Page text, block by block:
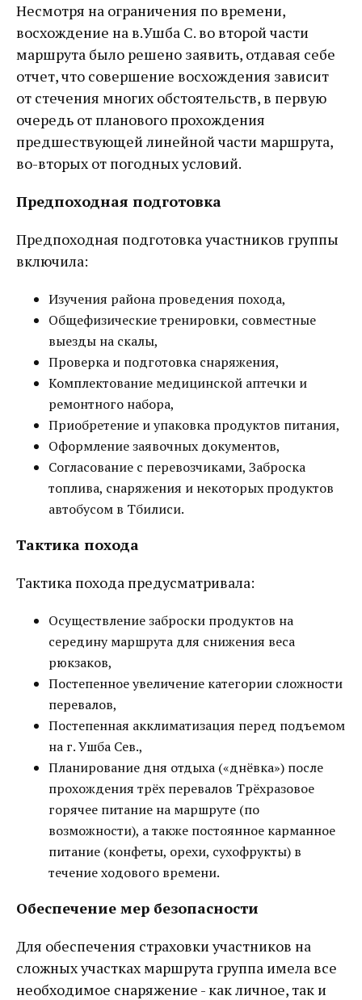
Несмотря на ограничения по времени,
восхождение на в.Ушба С. во второй части
маршрута было решено заявить, отдавая себе
отчет, что совершение восхождения зависит
от стечения многих обстоятельств, в первую
очередь от планового прохождения
предшествующей линейной части маршрута,
во-вторых от погодных условий.
Предпоходная подготовка
Предпоходная подготовка участников группы
включила:
Изучения района проведения похода,
Общефизические тренировки, совместные
выезды на скалы,
Проверка и подготовка снаряжения,
Комплектование медицинской аптечки и
ремонтного набора,
Приобретение и упаковка продуктов питания,
Оформление заявочных документов,
Согласование с перевозчиками, Заброска
топлива, снаряжения и некоторых продуктов
автобусом в Тбилиси.
Тактика похода
Тактика похода предусматривала:
Осуществление заброски продуктов на
середину маршрута для снижения веса
рюкзаков,
Постепенное увеличение категории сложности
перевалов,
Постепенная акклиматизация перед подъемом
на г. Ушба Сев.,
Планирование дня отдыха («днёвка») после
прохождения трёх перевалов Трёхразовое
горячее питание на маршруте (по
возможности), а также постоянное карманное
питание (конфеты, орехи, сухофрукты) в
течение ходового времени.
Обеспечение мер безопасности
Для обеспечения страховки участников на
сложных участках маршрута группа имела все
необходимое снаряжение - как личное, так и